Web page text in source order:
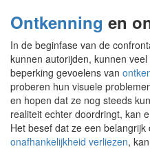
Ontkenning en
In de beginfase van de
kunnen autorijden, kunnen
beperking gevoelens van
proberen hun visuele
en hopen dat ze nog steeds
realiteit echter doordringt, kan
Het besef dat ze een
onafhankelijkheid verliezen,